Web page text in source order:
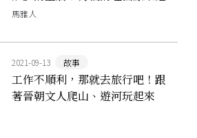
這樣⋯⋯
馬雅人
2021-09-13 故事
工作不順利，那就去旅行吧！跟
著晉朝文人爬山、遊河玩起來